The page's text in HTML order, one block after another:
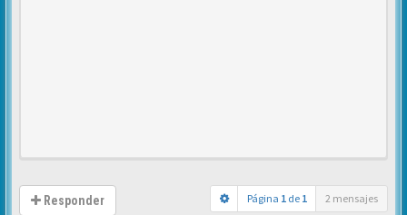
Responder Página 1 de 1 2 mensajes